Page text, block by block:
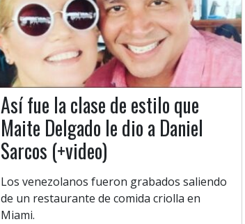
Así fue la clase de estilo que
Maite Delgado le dio a Daniel
Sarcos (+video)
Los venezolanos fueron grabados saliendo
de un restaurante de comida criolla en
Miami.